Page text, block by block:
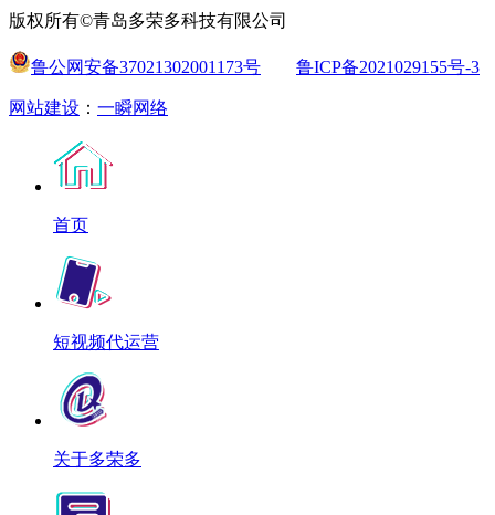
版权所有©青岛多荣多科技有限公司
鲁公网安备37021302001173号 鲁ICP备2021029155号-3
网站建设 ： 一瞬网络
首页
短视频代运营
关于多荣多